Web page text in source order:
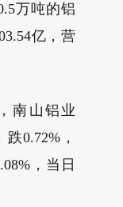
万吨的铝
亿，营
南山铝业
0.72%，
，当日